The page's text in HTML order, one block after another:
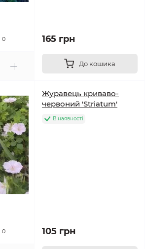
0 165 грн
До кошика
0
Журавець криваво-
червоний 'Striatum'
В наявності
105 грн